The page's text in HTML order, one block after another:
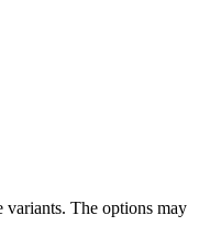
The options may